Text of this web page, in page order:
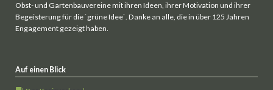
Obst- und Gartenbauvereine mit ihren Ideen, ihrer Motivation und ihrer
Begeisterung für die `grüne Idee`. Danke an alle, die in über 125 Jahren
Engagement gezeigt haben.
Auf einen Blick